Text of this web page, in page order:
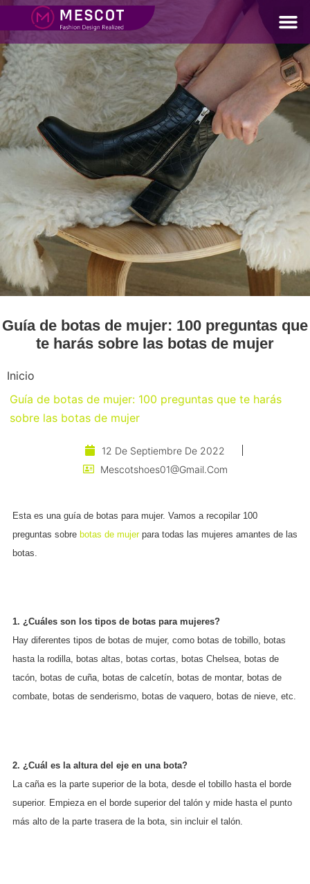
Guía de botas de mujer: 100 preguntas que
te harás sobre las botas de mujer
Inicio
Guía de botas de mujer: 100 preguntas que te harás
sobre las botas de mujer
12 De Septiembre De 2022
Mescotshoes01@gmail.com
Esta es una guía de botas para mujer. Vamos a recopilar 100
preguntas sobre botas de mujerpara todas las mujeres amantes de las
botas.
1. ¿Cuáles son los tipos de botas para mujeres?
Hay diferentes tipos de botas de mujer, como botas de tobillo, botas
hasta la rodilla, botas altas, botas cortas, botas Chelsea, botas de
tacón, botas de cuña, botas de calcetín, botas de montar, botas de
combate, botas de senderismo, botas de vaquero, botas de nieve, etc.
2. ¿Cuál es la altura del eje en una bota?
La caña es la parte superior de la bota, desde el tobillo hasta el borde
superior. Empieza en el borde superior del talón y mide hasta el punto
más alto de la parte trasera de la bota, sin incluir el talón.